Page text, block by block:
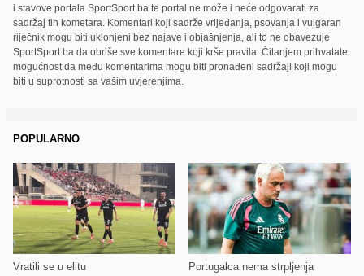
i stavove portala SportSport.ba te portal ne može i neće odgovarati za
sadržaj tih kometara. Komentari koji sadrže vrijeđanja, psovanja i vulgaran
riječnik mogu biti uklonjeni bez najave i objašnjenja, ali to ne obavezuje
SportSport.ba da obriše sve komentare koji krše pravila. Čitanjem prihvatate
mogućnost da među komentarima mogu biti pronađeni sadržaji koji mogu
biti u suprotnosti sa vašim uvjerenjima.
POPULARNO
Vratili se u elitu Portugalca nema strpljenja